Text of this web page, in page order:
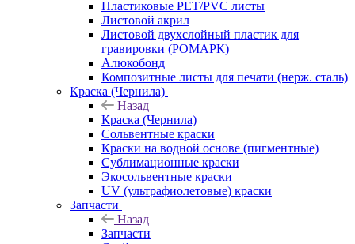
Пластиковые PET/PVC листы
Листовой акрил
Листовой двухслойный пластик для
гравировки (РОМАРК)
Алюкобонд
Композитные листы для печати (нерж. сталь)
Краска (Чернила)
Назад
Краска (Чернила)
Сольвентные краски
Краски на водной основе (пигментные)
Сублимационные краски
Экосольвентные краски
UV (ультрафиолетовые) краски
Запчасти
Назад
Запчасти